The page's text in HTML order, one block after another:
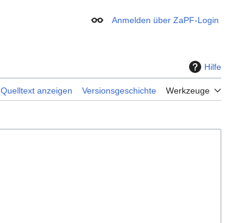
Erscheinungsbild
Anmelden über ZaPF-Login
Hilfe
Quelltext anzeigen Versionsgeschichte Werkzeuge